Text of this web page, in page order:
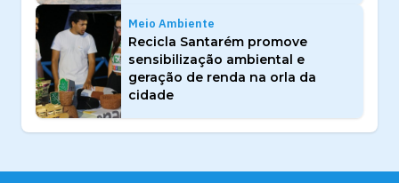
Meio Ambiente
Recicla Santarém promove
sensibilização ambiental e
geração de renda na orla da
cidade